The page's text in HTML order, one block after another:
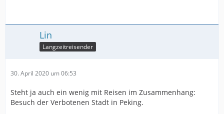
Lin
Langzeitreisender
30. April 2020 um 06:53
Steht ja auch ein wenig mit Reisen im Zusammenhang:
Besuch der Verbotenen Stadt in Peking.